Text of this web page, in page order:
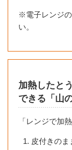
※電子レンジ
い。
加熱したと
できる「山
「レンジで加
皮付きの